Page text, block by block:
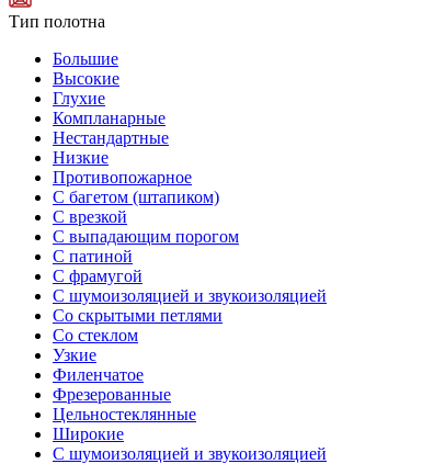
Тип полотна
Большие
Высокие
Глухие
Компланарные
Нестандартные
Низкие
Противопожарное
С багетом (штапиком)
С врезкой
С выпадающим порогом
С патиной
С фрамугой
С шумоизоляцией и звукоизоляцией
Со скрытыми петлями
Со стеклом
Узкие
Филенчатое
Фрезерованные
Цельностеклянные
Широкие
С шумоизоляцией и звукоизоляцией